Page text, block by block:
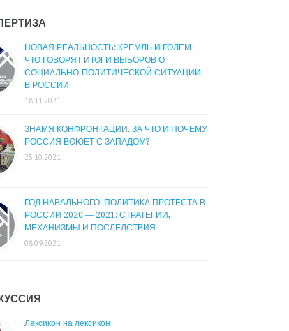
НОВАЯ РЕАЛЬНОСТЬ: КРЕМЛЬ И ГОЛЕМ
ЧТО ГОВОРЯТ ИТОГИ ВЫБОРОВ О
СОЦИАЛЬНО-ПОЛИТИЧЕСКОЙ СИТУАЦИИ
В РОССИИ
18.11.2021
ЗНАМЯ КОНФРОНТАЦИИ. ЗА ЧТО И ПОЧЕМУ
РОССИЯ ВОЮЕТ С ЗАПАДОМ?
25.10.2021
ГОД НАВАЛЬНОГО. ПОЛИТИКА ПРОТЕСТА В
РОССИИ 2020 — 2021: СТРАТЕГИИ,
МЕХАНИЗМЫ И ПОСЛЕДСТВИЯ
08.09.2021
Лексикон на лексикон